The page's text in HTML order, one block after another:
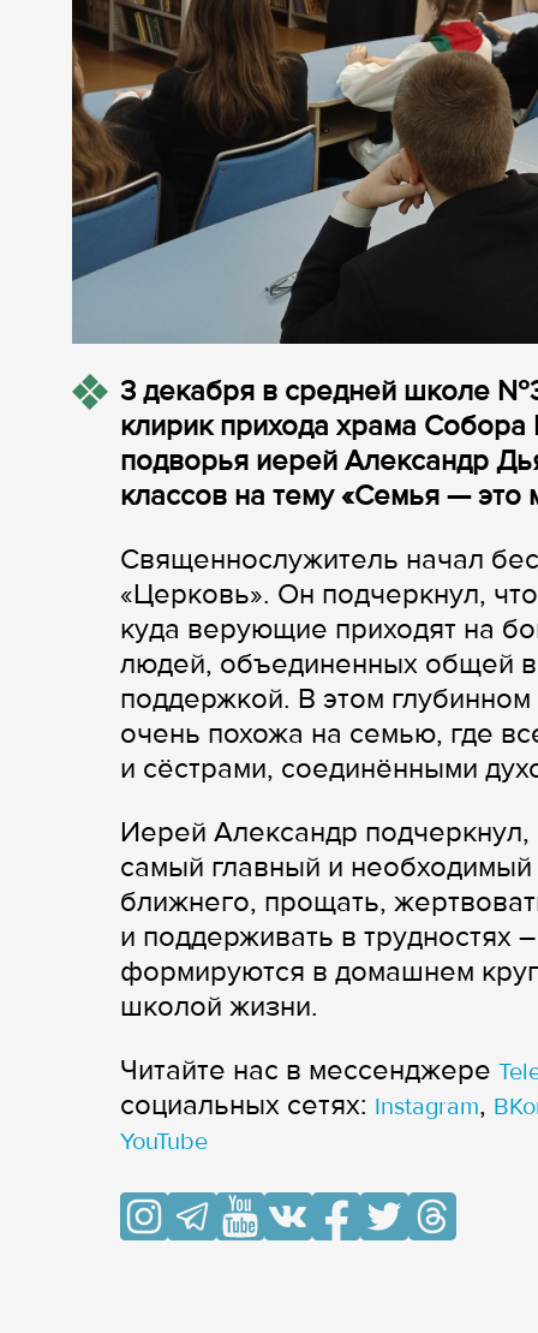
3 декабря в средней школе
клирик прихода храма
подворья иерей Александр
классов на тему «Семья — это
Священнослужитель начал
«Церковь». Он подчеркнул,
куда верующие приходят на
людей, объединенных общей
поддержкой. В этом
очень похожа на семью, где
и сёстрами, соединёнными
Иерей Александр подчеркнул,
самый главный и
ближнего, прощать,
и поддерживать в трудностях
формируются в домашнем
школой жизни.
Читайте нас в мессенджере
cоциальных сетях: Instagram,
YouTube